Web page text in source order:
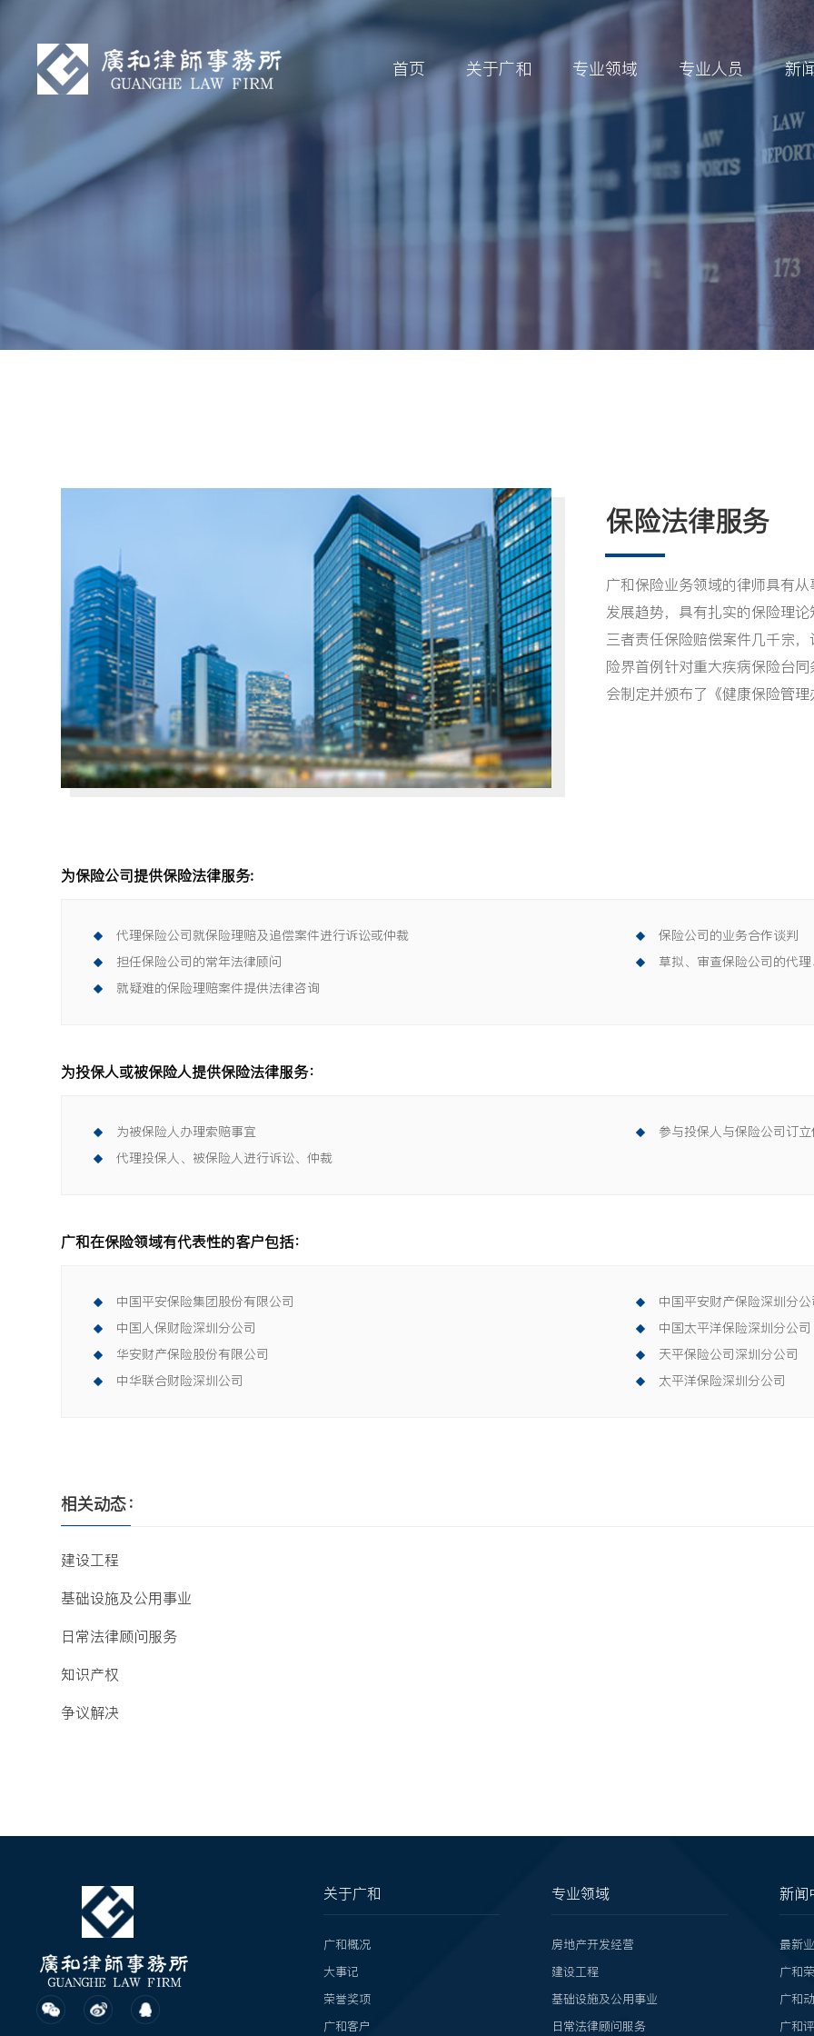
首页 关于广和 专业领域 专业人员 新
保险法律服务
广和保险业务领域的律师具有
发展趋势，具有扎实的保险理
三者责任保险赔偿案件几千宗
险界首例针对重大疾病保险台
会制定并颁布了《健康保险管理
为保险公司提供保险法律服务:
代理保险公司就保险理赔及追偿案件进行诉讼或仲裁
保险公司的业务合作谈判
担任保险公司的常年法律顾问
草拟、审查保险公司的代
就疑难的保险理赔案件提供法律咨询
为投保人或被保险人提供保险法律服务：
为被保险人办理索赔事宜
参与投保人与保险公司订
代理投保人、被保险人进行诉讼、仲裁
广和在保险领域有代表性的客户包括：
中国平安保险集团股份有限公司
中国平安财产保险深圳分
中国人保财险深圳分公司
中国太平洋保险深圳分公司
华安财产保险股份有限公司
天平保险公司深圳分公司
中华联合财险深圳公司
太平洋保险深圳分公司
相关动态：
建设工程
基础设施及公用事业
日常法律顾问服务
知识产权
争议解决
关于广和
广和概况
大事记
荣誉奖项
广和客户
专业领域
房地产开发经营
建设工程
基础设施及公用事业
日常法律顾问服务
新闻
最新
广和
广和
广和